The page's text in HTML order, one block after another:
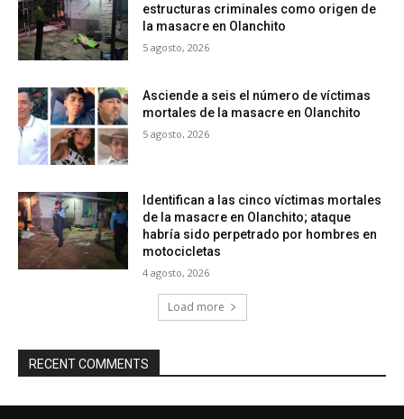
estructuras criminales como origen de
la masacre en Olanchito
5 agosto, 2026
Asciende a seis el número de víctimas
mortales de la masacre en Olanchito
5 agosto, 2026
Identifican a las cinco víctimas mortales
de la masacre en Olanchito; ataque
habría sido perpetrado por hombres en
motocicletas
4 agosto, 2026
Load more
RECENT COMMENTS